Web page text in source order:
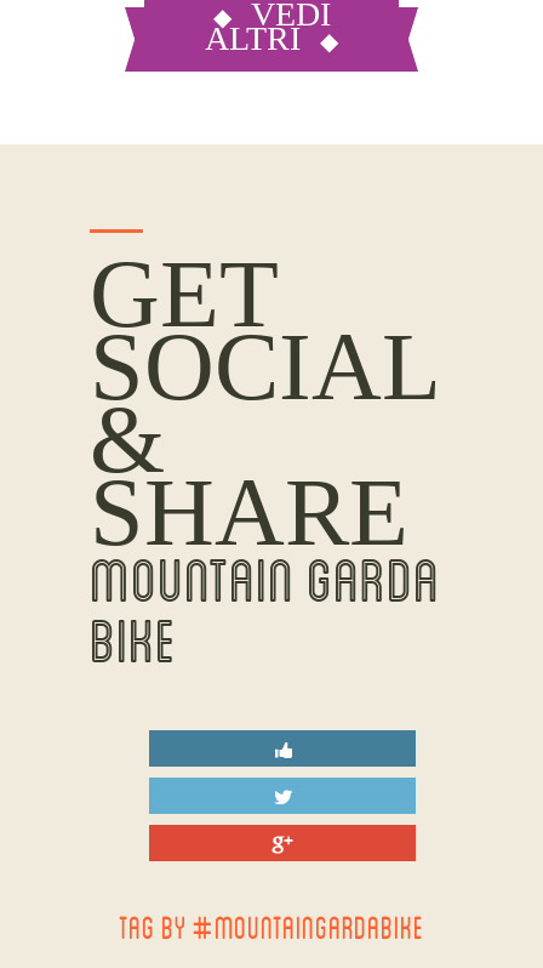
VEDI
ALTRI
GET
SOCIAL
&
SHARE
MOUNTAIN GARDA
BIKE
TAG BY #MOUNTAINGARDABIKE